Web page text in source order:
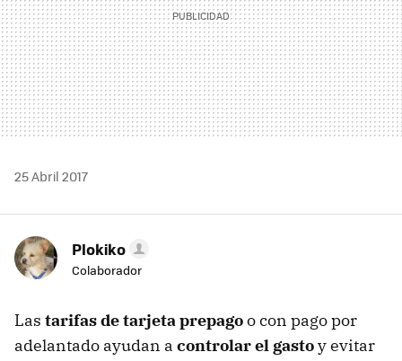
25 Abril 2017
Plokiko
Colaborador
Las tarifas de tarjeta prepagoo con pago por
adelantado ayudan a controlar el gastoy evitar